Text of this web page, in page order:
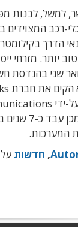
למשל, לבנות
רכב
הדרך
יותר. מזרחי
תואר שני
הקים את חברת
מיליון
המערכות.
, חדשות על